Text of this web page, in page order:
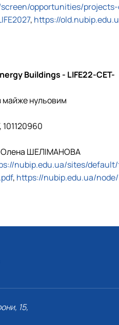
opportunities/
, https://old.nubip.edu.u
Buildings - LIFE22-CET-
майже нульовим
101120960
Олена ШЕЛІМАНОВА
nubip.edu.ua/sites/
, https://nubip.edu.ua/node/
15,